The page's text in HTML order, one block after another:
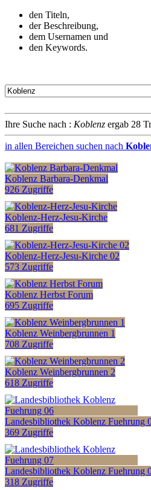
den Titeln,
der Beschreibung,
dem Usernamen und
den Keywords.
Ihre Suche nach : Koblenz ergab 28
in allen Bereichen suchen nach
Koblenz Barbara-Denkmal
926 Zugriffe
Koblenz-Herz-Jesu-Kirche
681 Zugriffe
Koblenz-Herz-Jesu-Kirche 02
573 Zugriffe
Koblenz Herbst Forum
695 Zugriffe
Koblenz Weinbergbrunnen 1
708 Zugriffe
Koblenz Weinbergbrunnen 2
618 Zugriffe
Landesbibliothek Koblenz Fuehrung
369 Zugriffe
Landesbibliothek Koblenz Fuehrung
318 Zugriffe